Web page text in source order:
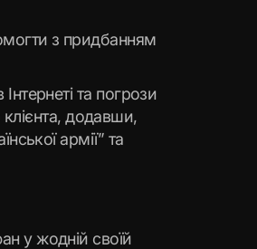
з придбанням
та погрози
клієнта, додавши,
армії” та
у жодній своїй